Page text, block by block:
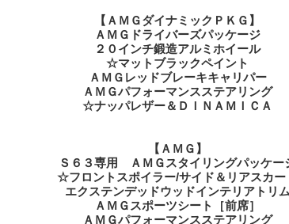
【ＡＭＧダイナミックＰＫＧ】
ＡＭＧドライバーズパッケージ
２０インチ鍛造アルミホイール
☆マットブラックペイント
ＡＭＧレッドブレーキキャリパー
ＡＭＧパフォーマンスステアリング
☆ナッパレザー＆ＤＩＮＡＭＩＣＡ
【ＡＭＧ】
Ｓ６３専用 ＡＭＧスタイリングパッケー
☆フロントスポイラー/サイド＆リアスカー
エクステンデッドウッドインテリアトリム
ＡＭＧスポーツシート［前席］
ＡＭＧパフォーマンスステアリング